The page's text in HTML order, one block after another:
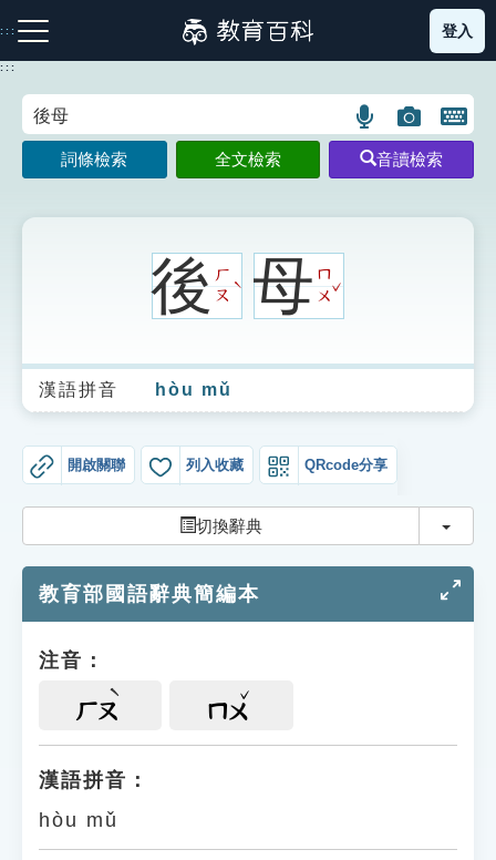
到
主
:::
注音索引圖示 筆畫索引圖示 部首索引表圖示
生字詞彙表
成語故事
索引選單
單字索引
遊戲專區
貓頭鷹博士
登入
:::
語
言
搜
圖
片
搜
開
鍵
圖
詞條檢索 全文檢索 音讀檢索
後ㄏ
ㄡ
ˋ 母ㄇ
ㄨ
ˇ
漢語拼音 hòu mǔ
開啟關聯 列入收藏 QRcode分享
切換辭典 切換
教育部國語辭典簡編本
注音：
ㄏㄡ ㄇㄨ
漢語拼音：
hòu mǔ